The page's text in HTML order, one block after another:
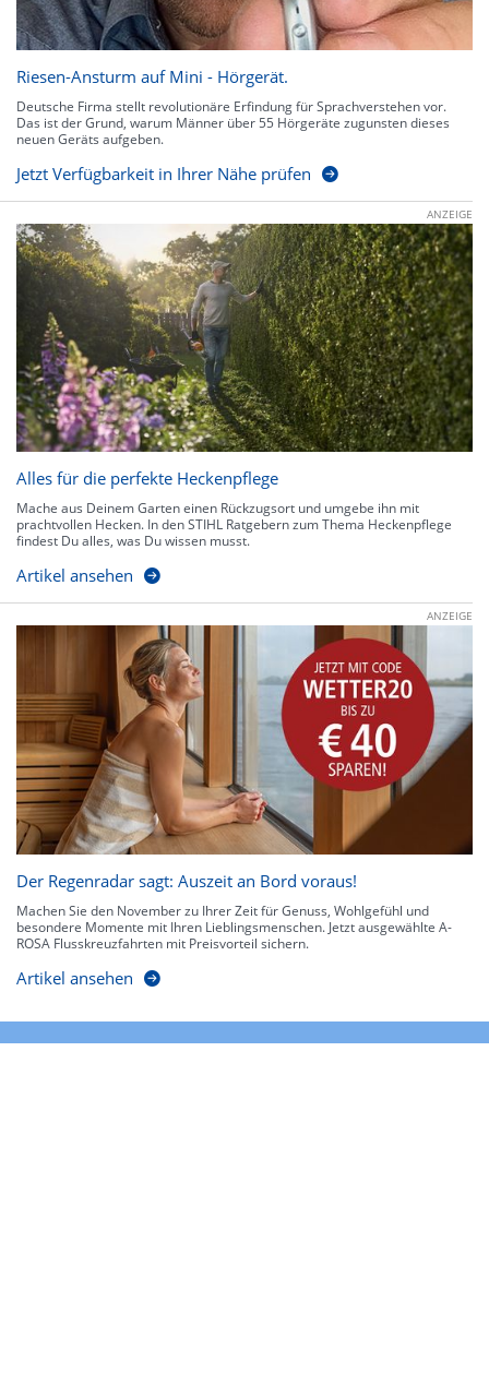
Riesen-Ansturm auf Mini - Hörgerät.
Deutsche Firma stellt revolutionäre Erfindung für Sprachverstehen vor.
Das ist der Grund, warum Männer über 55 Hörgeräte zugunsten dieses
neuen Geräts aufgeben.
Jetzt Verfügbarkeit in Ihrer Nähe prüfen
ANZEIGE
Alles für die perfekte Heckenpflege
Mache aus Deinem Garten einen Rückzugsort und umgebe ihn mit
prachtvollen Hecken. In den STIHL Ratgebern zum Thema Heckenpflege
findest Du alles, was Du wissen musst.
Artikel ansehen
ANZEIGE
Der Regenradar sagt: Auszeit an Bord voraus!
Machen Sie den November zu Ihrer Zeit für Genuss, Wohlgefühl und
besondere Momente mit Ihren Lieblingsmenschen. Jetzt ausgewählte A-
ROSA Flusskreuzfahrten mit Preisvorteil sichern.
Artikel ansehen